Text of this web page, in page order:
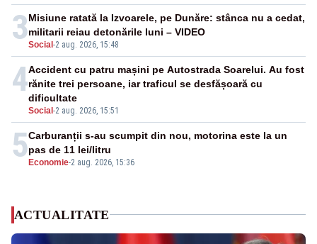
3Social-2 aug. 2026, 15:48
Misiune ratată la Izvoarele, pe Dunăre: stânca nu a cedat,
militarii reiau detonările luni – VIDEO
4
Social-2 aug. 2026, 15:51
Accident cu patru mașini pe Autostrada Soarelui. Au fost
rănite trei persoane, iar traficul se desfășoară cu
dificultate
5Economie-2 aug. 2026, 15:36
Carburanții s-au scumpit din nou, motorina este la un
pas de 11 lei/litru
ACTUALITATE